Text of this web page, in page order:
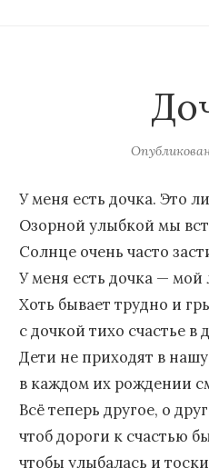
У меня есть дочка. Это
Озорной улыбкой мы
Солнце очень часто
У меня есть дочка —
Хоть бывает трудно и
с дочкой тихо счастье в
Дети не приходят в
в каждом их рождении
Всё теперь другое, о
чтоб дороги к счастью
чтобы улыбалась и